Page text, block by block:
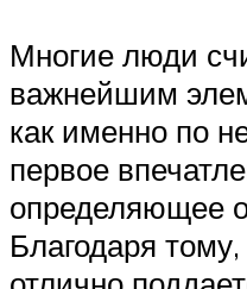
Многие люди
важнейшим
как именно по
первое
определяющее
Благодаря